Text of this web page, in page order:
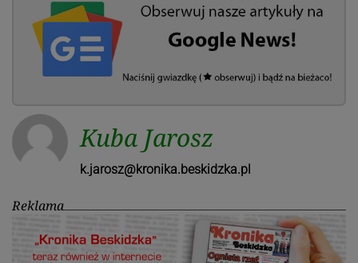
Kuba Jarosz
k.jarosz@kronika.beskidzka.pl
Reklama